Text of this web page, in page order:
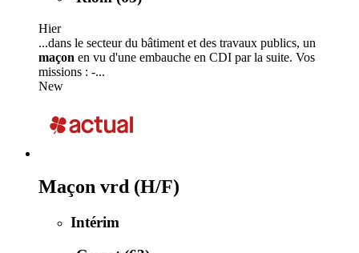
Hier
...dans le secteur du bâtiment et des travaux publics, un
maçon en vu d'une embauche en CDI par la suite. Vos
missions : -...
New
Maçon vrd (H/F)
Intérim